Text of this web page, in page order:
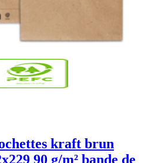
kraft brun
90 g/m² bande de